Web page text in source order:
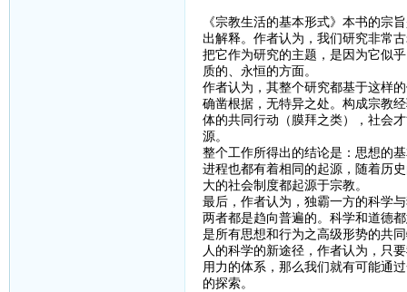
《宗教生活的基本形式》本书的宗
出解释。作者认为，我们研究非常
把它作为研究的主题，是因为它似
质的、永恒的方面。
作者认为，其整个研究都基于这样
确凿根据，无特异之处。构成宗教
体的共同行动（膜拜之类），社会
源。
整个工作所得出的结论是：思想的
进程也都有着相同的起源，随着历
大的社会制度都起源于宗教。
最后，作者认为，独霸一方的科学
两者都是趋向普遍的。科学和道德
是所有思想和行为之高级形势的共
人的科学的新途径，作者认为，只
用力的体系，那么我们就有可能通
的探索。